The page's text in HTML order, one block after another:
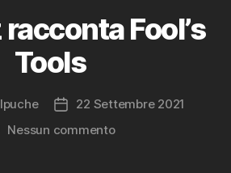
Fool’s
Tools
Data22 Settembre 2021
Nessun commentosu